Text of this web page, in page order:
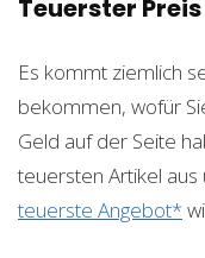
Teuerster Preis
Es kommt ziemlich
bekommen, wofür
Geld auf der Seite
teuersten Artikel aus
teuerste Angebot*